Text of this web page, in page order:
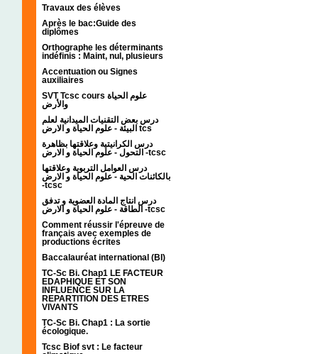
Travaux des élèves
Après le bac:Guide des
diplômes
Orthographe les déterminants
indéfinis : Maint, nul, plusieurs
Accentuation ou Signes
auxiliaires
SVT Tcsc cours علوم الحياة
والأرض
درس بعض التقنيات الميدانية لعلم
البيئة - علوم الحياة و الارض tcs
درس الكرانيتية وعلاقتها بظاهرة
التحول - علوم الحياة و الارض -tcsc
درس العوامل التربوية وعلاقتها
بالكائنات الحية - علوم الحياة و الارض
-tcsc
درس انتاج المادة العضوية و تدفق
الطاقة - علوم الحياة و الارض -tcsc
Comment réussir l'épreuve de
français avec exemples de
productions écrites
Baccalauréat international (BI)
TC-Sc Bi. Chap1 LE FACTEUR
EDAPHIQUE ET SON
INFLUENCE SUR LA
REPARTITION DES ETRES
VIVANTS
TC-Sc Bi. Chap1 : La sortie
écologique.
Tcsc Biof svt : Le facteur